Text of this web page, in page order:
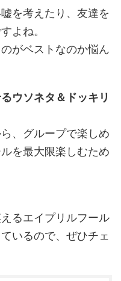
を考えたり、友達を
よね。
がベストなのか悩ん
ウソネタ＆ドッキリ
、グループで楽しめ
を最大限楽しむため
るエイプリルフール
いるので、ぜひチェ